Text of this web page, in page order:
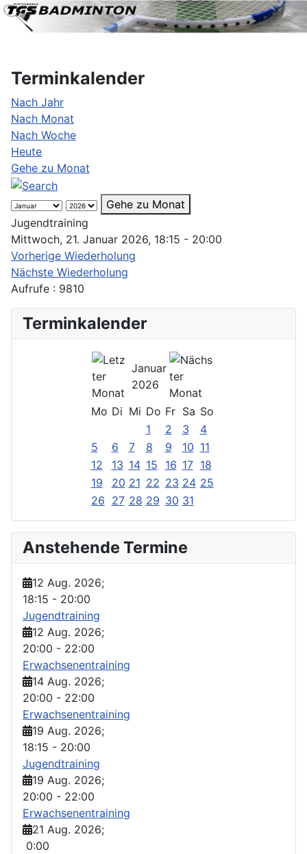
Terminkalender
Nach Jahr
Nach Monat
Nach Woche
Heute
Gehe zu Monat
Gehe zu Monat
Jugendtraining
Mittwoch, 21. Januar 2026, 18:15 - 20:00
Vorherige Wiederholung
Nächste Wiederholung
Aufrufe : 9810
Terminkalender
Januar
2026
Mo Di Mi Do Fr Sa So
1
2 3
4
5
6 7 8 9 10 11
12
13 14 15 16 17 18
19
20 21 22 23 24 25
26 27 28 29 30 31
Anstehende Termine
12 Aug. 2026;
18:15 - 20:00
Jugendtraining
12 Aug. 2026;
20:00 - 22:00
Erwachsenentraining
14 Aug. 2026;
20:00 - 22:00
Erwachsenentraining
19 Aug. 2026;
18:15 - 20:00
Jugendtraining
19 Aug. 2026;
20:00 - 22:00
Erwachsenentraining
21 Aug. 2026;
0:00